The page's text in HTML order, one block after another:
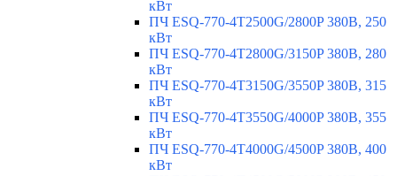
кВт
ПЧ ESQ-770-4T2500G/2800P 380В, 250
кВт
ПЧ ESQ-770-4T2800G/3150P 380В, 280
кВт
ПЧ ESQ-770-4T3150G/3550P 380В, 315
кВт
ПЧ ESQ-770-4T3550G/4000P 380В, 355
кВт
ПЧ ESQ-770-4T4000G/4500P 380В, 400
кВт